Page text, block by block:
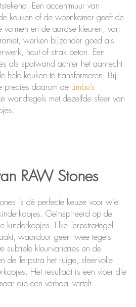
Een accentmuur van
keuken of de woonkamer geeft de
vormen en de aardse kleuren, van
werken bijzonder goed als
hout of strak beton. Een
als spatwand achter het aanrecht
hele keuken te transformeren. Bij
precies daarom de Limbo’s
wandtegels met dezelfde sfeer van
RAW Stones
is dé perfecte keuze voor wie
Geïnspireerd op de
kinderkopjes. Elke Terpstra-tegel
waardoor geen twee tegels
subtiele kleurvariaties en de
de Terpstra het ruige, sfeervolle
Het resultaat is een vloer die
die een verhaal vertelt.